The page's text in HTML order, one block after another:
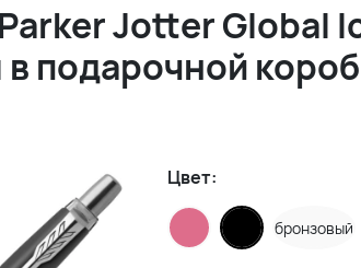
Jotter Global
подарочной
Цвет:
бронзовый